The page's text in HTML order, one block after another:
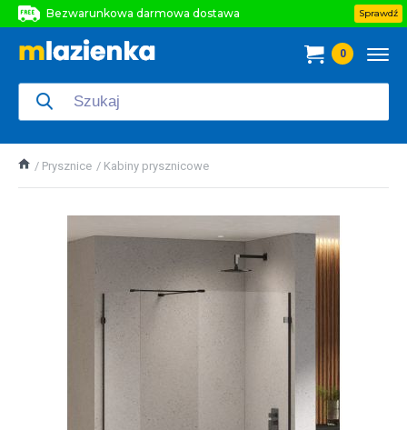
Bezwarunkowa darmowa dostawa
Bezwarunkowa darmowa dostawa
Sprawdź
0
Prysznice Kabiny prysznicowe